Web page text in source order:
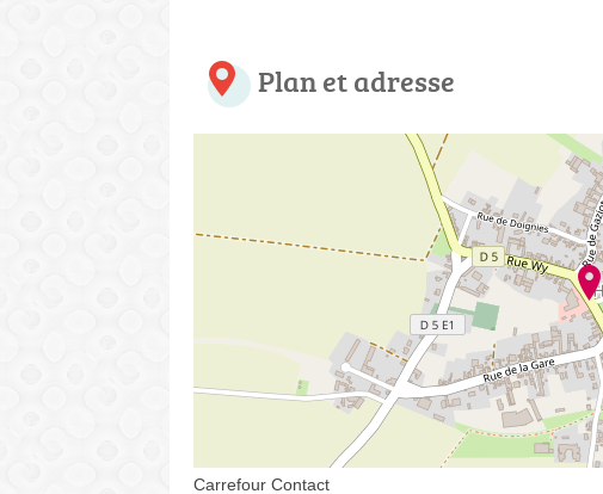
Plan et adresse
Carrefour Contact